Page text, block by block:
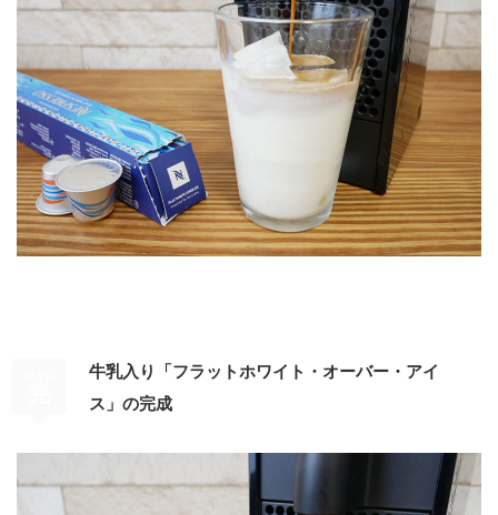
牛乳入り「フラットホワイト・オーバー・アイ
ス」の完成